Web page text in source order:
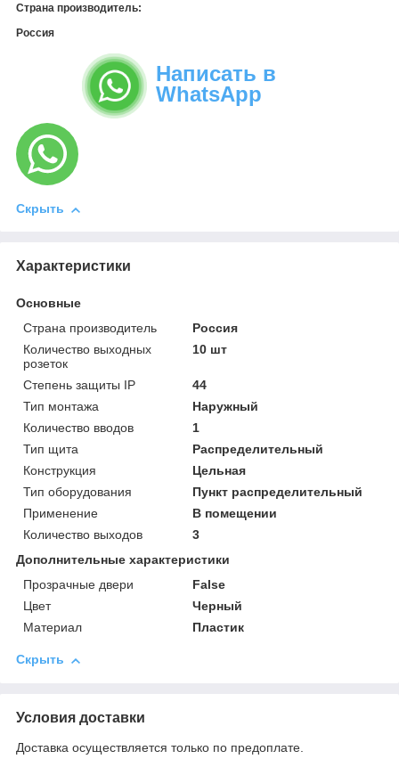
Страна производитель:
Россия
Написать в
WhatsApp
Скрыть
Характеристики
Основные
Страна производитель
Россия
Количество выходных
розеток
10 шт
Степень защиты IP
44
Тип монтажа
Наружный
Количество вводов
1
Тип щита
Распределительный
Конструкция
Цельная
Тип оборудования
Пункт распределительный
Применение
В помещении
Количество выходов
3
Дополнительные характеристики
Прозрачные двери
False
Цвет
Черный
Материал
Пластик
Скрыть
Условия доставки
Доставка осуществляется только по предоплате.